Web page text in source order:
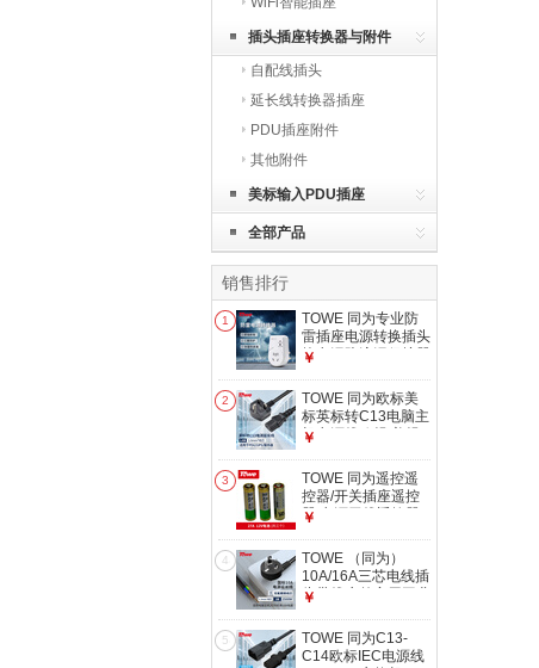
插头插座转换器与附件
自配线插头
延长线转换器插座
PDU插座附件
其他附件
美标输入PDU插座
全部产品
销售排行
1
TOWE 同为专业防
雷插座电源转换插头
抗电涌防浪涌保护器
孔 AP-1011S
￥
2
TOWE 同为欧标美
标英标转C13电脑主
机电源线欧规/美规/
铜芯电源延长线 英
标10A插头转C13
1.8米 1.0平方
￥
3
TOWE 同为遥控遥
控器/开关插座遥控
器/电源无线遥控器
控器电池27A 12V
（共3节）
￥
4
TOWE （同为）
10A/16A三芯电线插
头带线户外家用工业
头自接线裸尾电源线
10A 1.5平 3米TW-F-
￥
5
TOWE 同为C13-
C14欧标IEC电源线